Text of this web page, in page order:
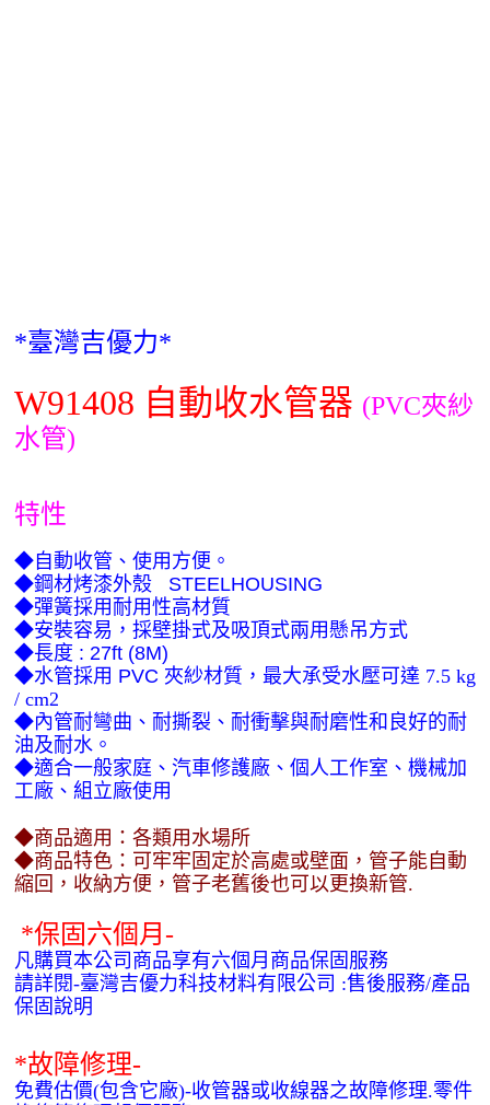
*臺灣吉優力*
W91408 自動收水管器 (PVC夾紗
水管)
特性
◆自動收管、使用方便。
◆鋼材烤漆外殼 STEELHOUSING
◆彈簧採用耐用性高材質
◆安裝容易，採壁掛式及吸頂式兩用懸吊方式
◆長度 : 27ft (8M)
◆水管採用 PVC 夾紗材質，最大承受水壓可達 7.5 kg
/ cm2
◆內管耐彎曲、耐撕裂、耐衝擊與耐磨性和良好的耐
油及耐水。
◆適合一般家庭、汽車修護廠、個人工作室、機械加
工廠、組立廠使用
◆商品適用：各類用水場所
◆商品特色： 可牢牢固定於高處或壁面 ， 管子能自動
縮回 ， 收納方便 ， 管子老舊後也可以更換新管.
*保固六個月-
凡購買本公司商品享有六個月商品保固服務
請詳閱-臺灣吉優力科技材料有限公司 :售後服務/產品
保固說明
*故障修理-
免費估價(包含它廠)-收管器或收線器之故障修理.零件